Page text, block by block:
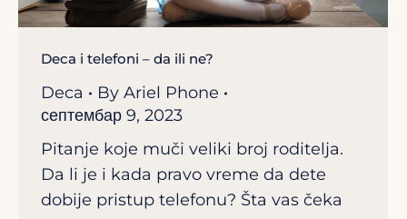
Deca i telefoni – da ili ne?
Deca By Ariel Phone
септембар 9, 2023
Pitanje koje muči veliki broj roditelja.
Da li je i kada pravo vreme da dete
dobije pristup telefonu? Šta vas čeka